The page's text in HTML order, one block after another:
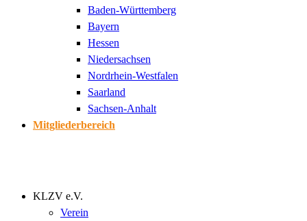
Baden-Württemberg
Bayern
Hessen
Niedersachsen
Nordrhein-Westfalen
Saarland
Sachsen-Anhalt
Mitgliederbereich
KLZV e.V.
Verein